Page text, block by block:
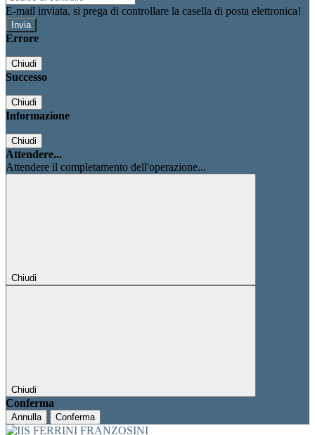
E-mail inviata, si prega di controllare la casella di posta elettronica!
Errore
Chiudi
Successo
Chiudi
Informazione
Chiudi
Attendere...
Attendere il completamento dell'operazione...
Chiudi
Chiudi
Conferma
Annulla Conferma